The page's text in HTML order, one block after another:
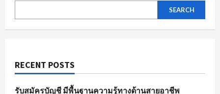
SEARCH
RECENT POSTS
รับสมัครบัญชี มีพื้นฐานความรู้ทางด้านสายอาชีพ